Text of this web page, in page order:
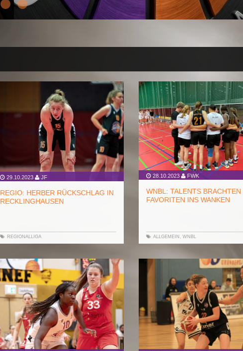
29.10.2023 JF
REGIO: HERBER RÜCKSCHLAG IN
RECKLINGHAUSEN
REGIONALLIGA
28.10.2023 FWK
WNBL: TALENTS BRACHTEN
FAVORITEN INS WANKEN
ALLGEMEIN , WNBL